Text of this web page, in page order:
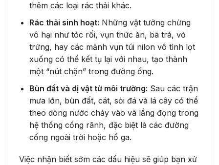
thêm các loại rác thải khác.
Rác thải sinh hoạt: Những vật tưởng chừng
vô hại như tóc rối, vụn thức ăn, bã trà, vỏ
trứng, hay các mảnh vụn túi nilon vô tình lọt
xuống có thể kết tụ lại với nhau, tạo thành
một “nút chặn” trong đường ống.
Bùn đất và dị vật từ môi trường: Sau các trận
mưa lớn, bùn đất, cát, sỏi đá và lá cây có thể
theo dòng nước chảy vào và lắng đọng trong
hệ thống cống rãnh, đặc biệt là các đường
cống ngoài trời hoặc hố ga.
Việc nhận biết sớm các dấu hiệu sẽ giúp bạn xử